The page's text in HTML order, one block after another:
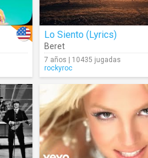
Lo Siento (Lyrics)
Beret
7 años | 10435 jugadas
rockyroc